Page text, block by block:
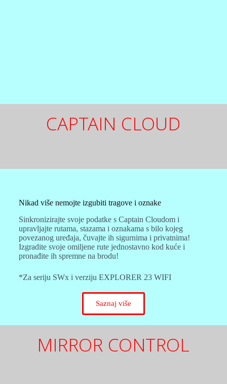
CAPTAIN CLOUD
Nikad više nemojte izgubiti tragove i oznake
Sinkronizirajte svoje podatke s Captain Cloudom i
upravljajte rutama, stazama i oznakama s bilo kojeg
povezanog uređaja, čuvajte ih sigurnima i privatnima!
Izgradite svoje omiljene rute jednostavno kod kuće i
pronađite ih spremne na brodu!
*Za seriju SWx i verziju EXPLORER 23 WIFI
Saznaj više
MIRROR CONTROL